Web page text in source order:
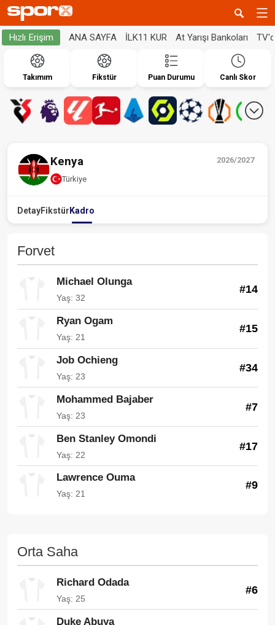
Hızlı Erişim ANA SAYFA İLK11 KUR At Yarışı Bankoları
Takımım Fikstür Puan Durumu Canlı Skor
2026/2027
Kenya
Türkiye
DetayFikstür Kadro
Forvet
Michael Olunga
Yaş: 32
#14
Ryan Ogam
Yaş: 21
#15
Job Ochieng
Yaş: 23
#34
Mohammed Bajaber
Yaş: 23
#7
Ben Stanley Omondi
Yaş: 22
#17
Lawrence Ouma
Yaş: 21
#9
Orta Saha
Richard Odada
Yaş: 25
#6
Duke Abuya